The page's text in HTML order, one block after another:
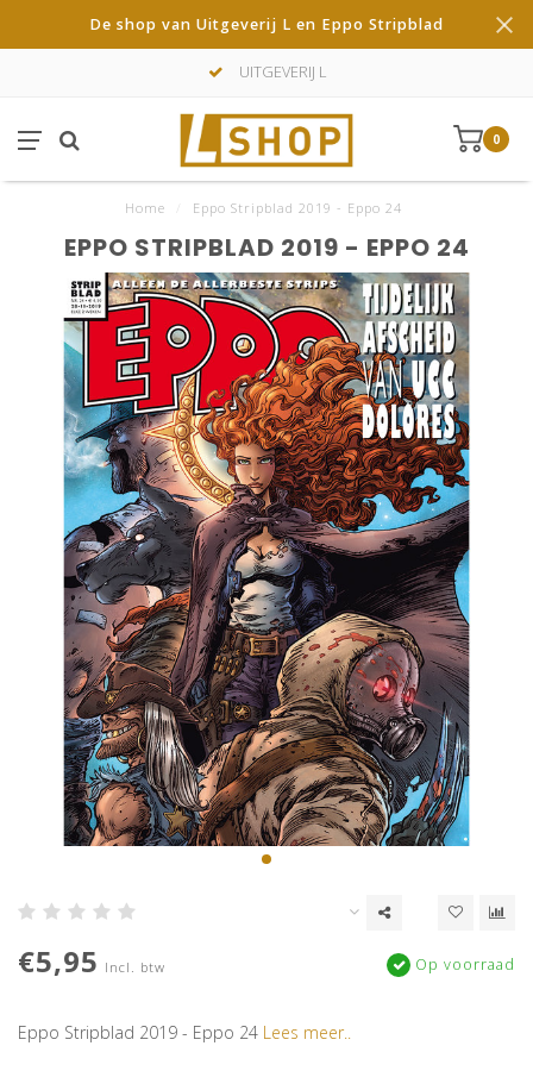
De shop van Uitgeverij L en Eppo Stripblad
UITGEVERIJ L
0
Home Eppo Stripblad 2019 - Eppo 24
EPPO STRIPBLAD 2019 - EPPO 24
€5,95 Incl. btw Op voorraad
Eppo Stripblad 2019 - Eppo 24 Lees meer..